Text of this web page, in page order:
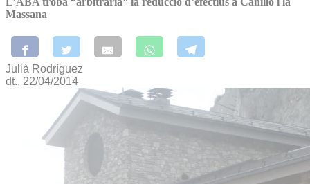
Massana
Julià Rodríguez
dt., 22/04/2014